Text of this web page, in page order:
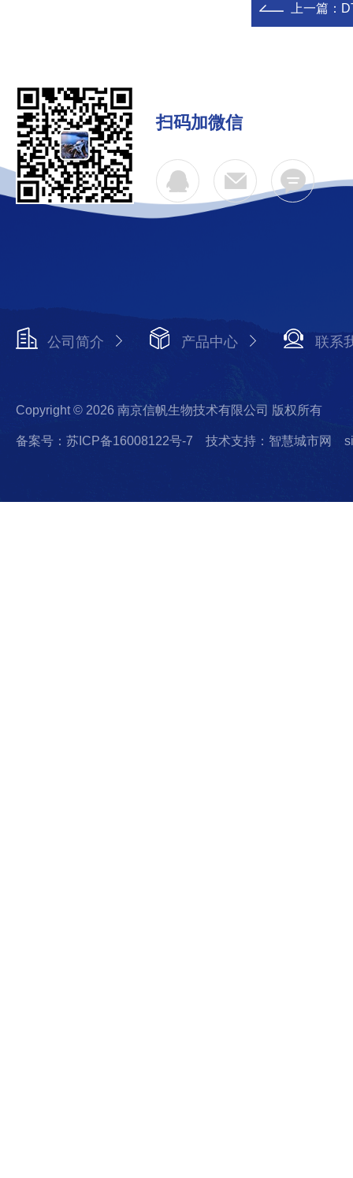
上一篇：
扫码加微信
公司简介 产品中心 联系
Copyright © 2026 南京信帆生物技术有限公司 版权所有
备案号：苏ICP备16008122号-7 技术支持：智慧城市网